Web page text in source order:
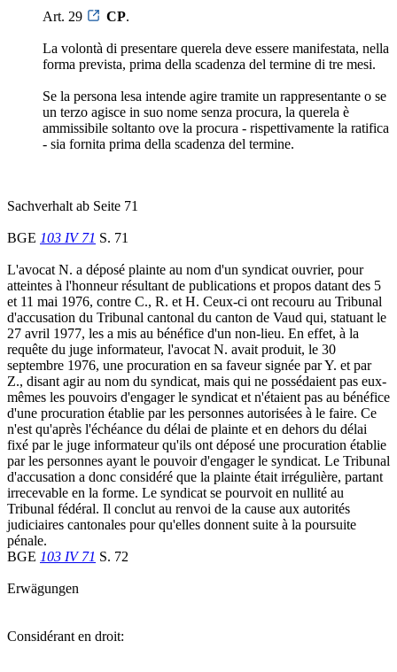
Art. 29 CP.
La volontà di presentare querela deve essere manifestata, nella
forma prevista, prima della scadenza del termine di tre mesi.
Se la persona lesa intende agire tramite un rappresentante o se
un terzo agisce in suo nome senza procura, la querela è
ammissibile soltanto ove la procura - rispettivamente la ratifica
- sia fornita prima della scadenza del termine.
Sachverhalt ab Seite 71
BGE 103 IV 71 S. 71
L'avocat N. a déposé plainte au nom d'un syndicat ouvrier, pour
atteintes à l'honneur résultant de publications et propos datant des 5
et 11 mai 1976, contre C., R. et H. Ceux-ci ont recouru au Tribunal
d'accusation du Tribunal cantonal du canton de Vaud qui, statuant le
27 avril 1977, les a mis au bénéfice d'un non-lieu. En effet, à la
requête du juge informateur, l'avocat N. avait produit, le 30
septembre 1976, une procuration en sa faveur signée par Y. et par
Z., disant agir au nom du syndicat, mais qui ne possédaient pas eux-
mêmes les pouvoirs d'engager le syndicat et n'étaient pas au bénéfice
d'une procuration établie par les personnes autorisées à le faire. Ce
n'est qu'après l'échéance du délai de plainte et en dehors du délai
fixé par le juge informateur qu'ils ont déposé une procuration établie
par les personnes ayant le pouvoir d'engager le syndicat. Le Tribunal
d'accusation a donc considéré que la plainte était irrégulière, partant
irrecevable en la forme. Le syndicat se pourvoit en nullité au
Tribunal fédéral. Il conclut au renvoi de la cause aux autorités
judiciaires cantonales pour qu'elles donnent suite à la poursuite
pénale.
BGE 103 IV 71 S. 72
Erwägungen
Considérant en droit: